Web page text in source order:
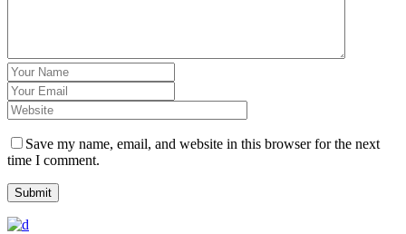
Save my name, email, and website in this browser for the next
time I comment.
Submit